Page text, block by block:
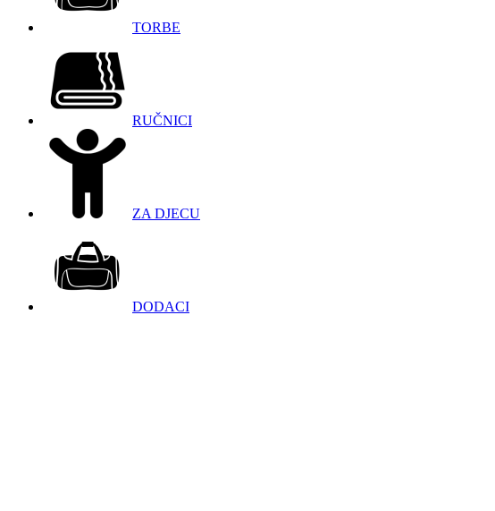
TORBE
RUČNICI
ZA DJECU
DODACI